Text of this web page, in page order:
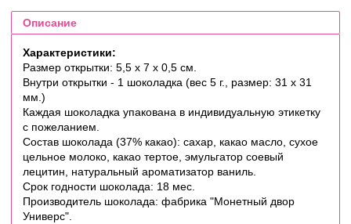
Описание
Характеристики:
Размер открытки: 5,5 х 7 х 0,5 см.
Внутри открытки - 1 шоколадка (вес 5 г., размер: 31 х 31
мм.)
Каждая шоколадка упакована в индивидуальную этикетку
с пожеланием.
Состав шоколада (37% какао): сахар, какао масло, сухое
цельное молоко, какао тертое, эмульгатор соевый
лецитин, натуральный ароматизатор ваниль.
Срок годности шоколада: 18 мес.
Производитель шоколада: фабрика "Монетный двор
Универс".